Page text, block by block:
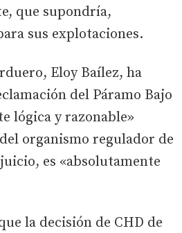
que supondría,
sus explotaciones.
Eloy Baílez, ha
del Páramo Bajo
lógica y razonable»
organismo regulador de
es «absolutamente
la decisión de CHD de